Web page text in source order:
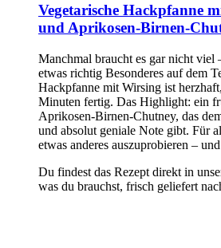
Vegetarische Hackpfanne
und Aprikosen-Birnen-
Manchmal braucht es gar nicht viel
etwas richtig Besonderes auf dem
Hackpfanne mit Wirsing ist
Minuten fertig. Das Highlight: ein
Aprikosen-Birnen-Chutney, das
und absolut geniale Note gibt. Für
etwas anderes auszuprobieren –
Du findest das Rezept direkt in
was du brauchst, frisch geliefert